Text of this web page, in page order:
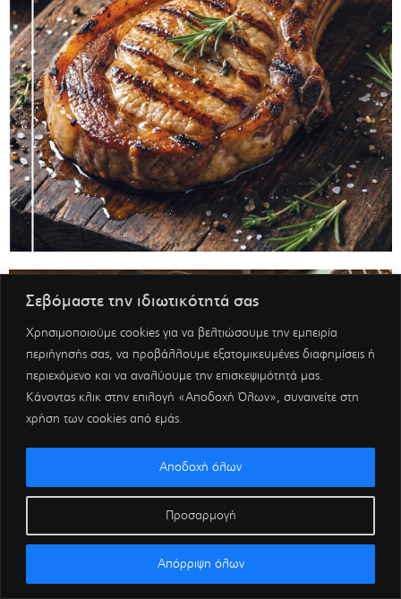
Σεβόμαστε την ιδιωτικότητά σας
Χρησιμοποιούμε cookies για να βελτιώσουμε την εμπειρία
περιήγησής σας, να προβάλλουμε εξατομικευμένες διαφημίσεις ή
περιεχόμενο και να αναλύουμε την επισκεψιμότητά μας.
Κάνοντας κλικ στην επιλογή «Αποδοχή Όλων», συναινείτε στη
χρήση των cookies από εμάς.
Προσαρμογή
Απόρριψη όλων
Αποδοχή όλων